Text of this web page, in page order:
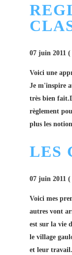
07 juin 2011 (
Voici une
Je m'inspire
très bien
règlement
plus les
LES
07 juin 2011 (
Voici mes
autres vont
est sur la vie
le village
et leur